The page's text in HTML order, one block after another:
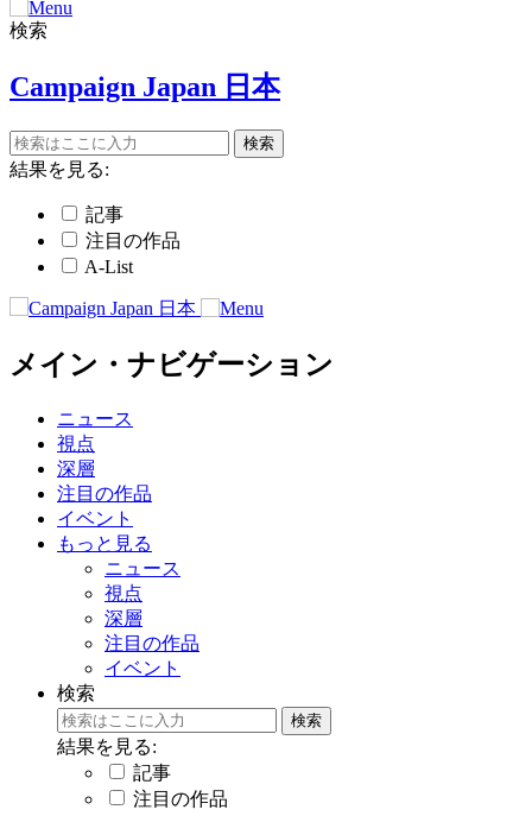
検索
Campaign Japan 日本
結果を見る:
記事
注目の作品
A-List
メイン・ナビゲーション
ニュース
視点
深層
注目の作品
イベント
もっと見る
ニュース
視点
深層
注目の作品
イベント
検索
結果を見る:
記事
注目の作品